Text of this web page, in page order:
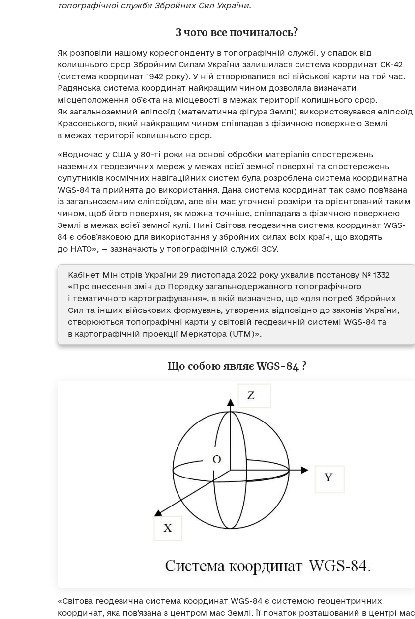
топографічної служби Збройних Сил України.
З чого все починалось?
Як розповіли нашому кореспонденту в топографічній службі, у спадок від
колишнього срср Збройним Силам України залишилася система координат СК-42
(система координат 1942 року). У ній створювалися всі військові карти на той час.
Радянська система координат найкращим чином дозволяла визначати
місцеположення об’єкта на місцевості в межах території колишнього срср.
Як загальноземний еліпсоїд (математична фігура Землі) використовувався еліпсоїд
Красовського, який найкращим чином співпадав з фізичною поверхнею Землі
в межах території колишнього срср.
«Водночас у США у 80-ті роки на основі обробки матеріалів спостережень
наземних геодезичних мереж у межах всієї земної поверхні та спостережень
супутників космічних навігаційних систем була розроблена система координатна
WGS-84 та прийнята до використання. Дана система координат так само пов’язана
із загальноземним еліпсоїдом, але він має уточнені розміри та орієнтований таким
чином, щоб його поверхня, як можна точніше, співпадала з фізичною поверхнею
Землі в межах всієї земної кулі. Нині Світова геодезична система координат WGS-
84 є обов’язковою для використання у збройних силах всіх країн, що входять
до НАТО», — зазначають у топографічній службі ЗСУ.
Кабінет Міністрів України 29 листопада 2022 року ухвалив постанову № 1332
«Про внесення змін до Порядку загальнодержавного топографічного
і тематичного картографування», в якій визначено, що «для потреб Збройних
Сил та інших військових формувань, утворених відповідно до законів України,
створюються топографічні карти у світовій геодезичній системі WGS-84 та
в картографічній проекції Меркатора (UTM)».
Що собою являє WGS-84 ?
«Світова геодезична система координат WGS-84 є системою геоцентричних
координат, яка пов’язана з центром мас Землі. Її початок розташований в центрі мас